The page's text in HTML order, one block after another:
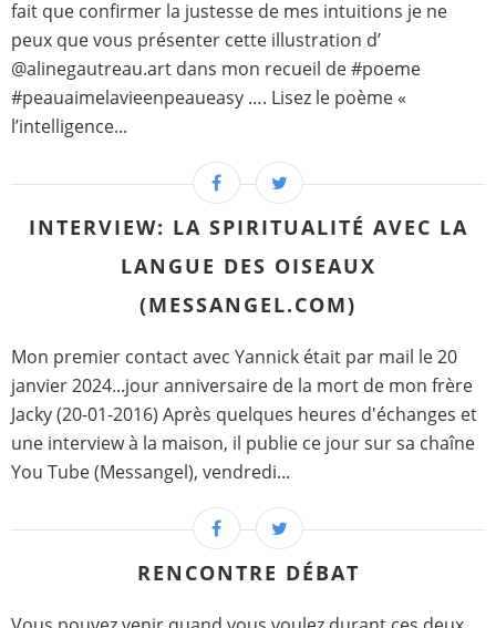
fait que confirmer la justesse de mes intuitions je ne
peux que vous présenter cette illustration d’
@alinegautreau.art dans mon recueil de #poeme
#peauaimelavieenpeaueasy …. Lisez le poème «
l’intelligence...
INTERVIEW: LA SPIRITUALITÉ AVEC LA
LANGUE DES OISEAUX
(MESSANGEL.COM)
Mon premier contact avec Yannick était par mail le 20
janvier 2024...jour anniversaire de la mort de mon frère
Jacky (20-01-2016) Après quelques heures d'échanges et
une interview à la maison, il publie ce jour sur sa chaîne
You Tube (Messangel), vendredi...
RENCONTRE DÉBAT